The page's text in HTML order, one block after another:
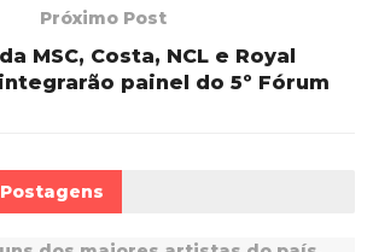
Próximo Post
MSC, Costa, NCL e Royal
painel do 5º Fórum
Postagens